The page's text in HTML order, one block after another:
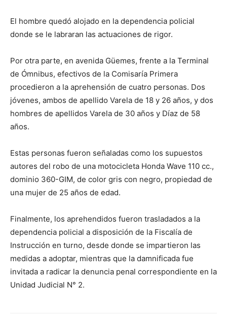
El hombre quedó alojado en la dependencia policial
donde se le labraran las actuaciones de rigor.
Por otra parte, en avenida Güemes, frente a la Terminal
de Ómnibus, efectivos de la Comisaría Primera
procedieron a la aprehensión de cuatro personas. Dos
jóvenes, ambos de apellido Varela de 18 y 26 años, y dos
hombres de apellidos Varela de 30 años y Díaz de 58
años.
Estas personas fueron señaladas como los supuestos
autores del robo de una motocicleta Honda Wave 110 cc.,
dominio 360-GIM, de color gris con negro, propiedad de
una mujer de 25 años de edad.
Finalmente, los aprehendidos fueron trasladados a la
dependencia policial a disposición de la Fiscalía de
Instrucción en turno, desde donde se impartieron las
medidas a adoptar, mientras que la damnificada fue
invitada a radicar la denuncia penal correspondiente en la
Unidad Judicial N° 2.